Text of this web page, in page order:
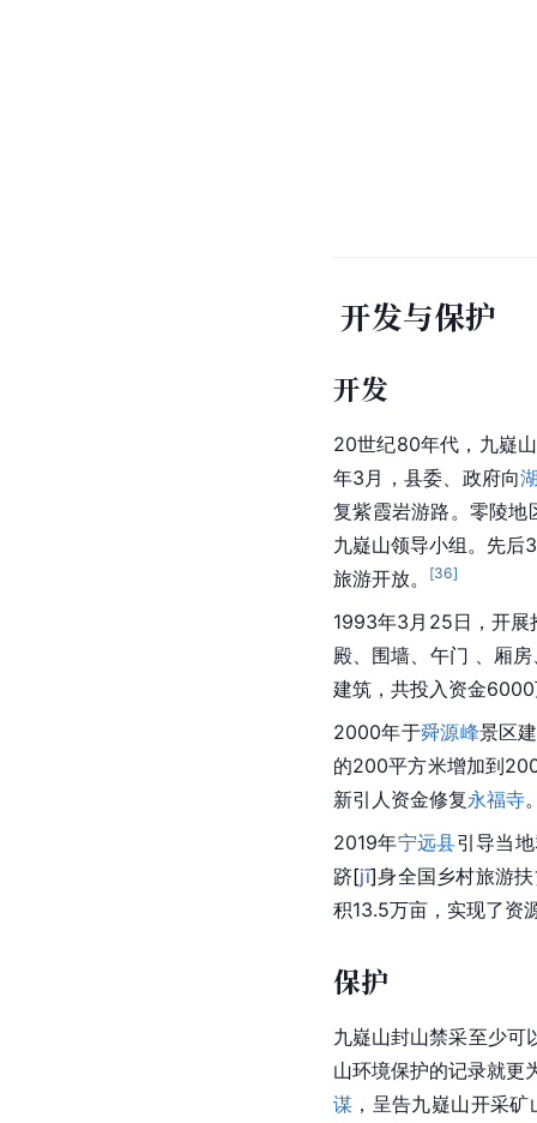
开发与保护
开发
20世纪80年代，九嶷
年3月，县委、政府向
复紫霞岩游路。 零陵地
九嶷山领导小组。先后
旅游开放。
[36]
1993年3月25日，开展
殿、围墙、午门 、厢
建筑，共投入资金
2000年于舜源峰景区
的200平方米增加到
新引人资金修复永福寺
2019年宁远县引导当
跻[jī]身全国乡村旅游
积13.5万亩，实现了资
保护
九嶷山封山禁采至少可
山环境保护的记录就更
谋 ，呈告九嶷山开采